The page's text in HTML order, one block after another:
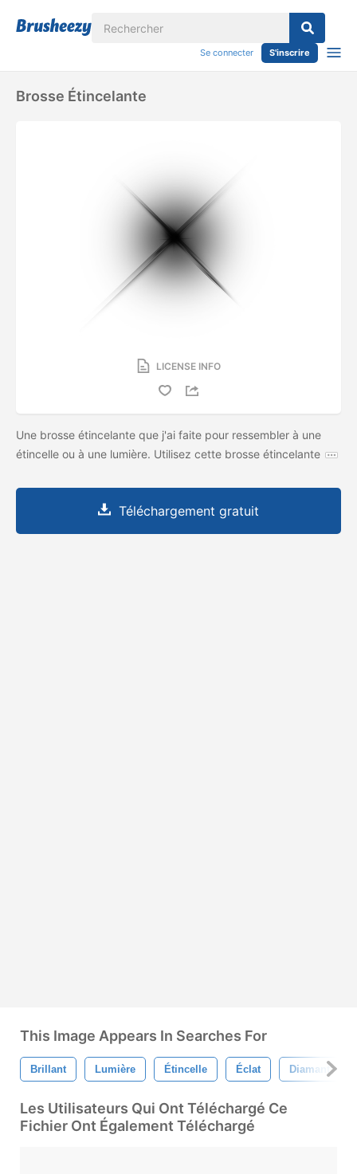
Se connecter S'inscrire
Brosse Étincelante
LICENSE INFO
Une brosse étincelante que j'ai faite pour ressembler à une
étincelle ou à une lumière. Utilisez cette brosse étincelante
Téléchargement gratuit
This Image Appears In Searches For
Brillant Lumière Étincelle Éclat Diamant
Les Utilisateurs Qui Ont Téléchargé Ce
Fichier Ont Également Téléchargé